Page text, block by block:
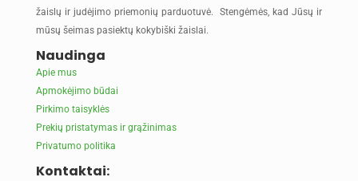
žaislų ir judėjimo priemonių parduotuvė. Stengėmės, kad Jūsų ir
mūsų šeimas pasiektų kokybiški žaislai.
Naudinga
Apie mus
Apmokėjimo būdai
Pirkimo taisyklės
Prekių pristatymas ir grąžinimas
Privatumo politika
Kontaktai: